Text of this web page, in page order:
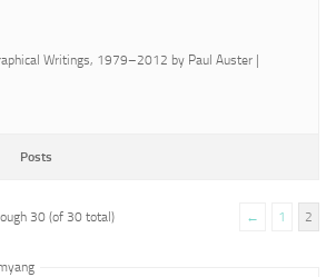
Writings, 1979–2012 by Paul Auster |
Posts
30 (of 30 total) ← 1 2